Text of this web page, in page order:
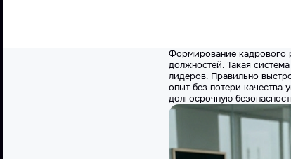
Формирование кадрового
должностей. Такая
лидеров. Правильно
опыт без потери качества
долгосрочную